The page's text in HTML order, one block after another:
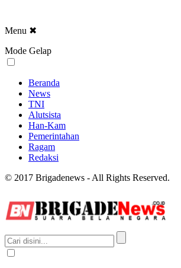
Menu ✖
Mode Gelap
Beranda
News
TNI
Alutsista
Han-Kam
Pemerintahan
Ragam
Redaksi
© 2017 Brigadenews - All Rights Reserved.